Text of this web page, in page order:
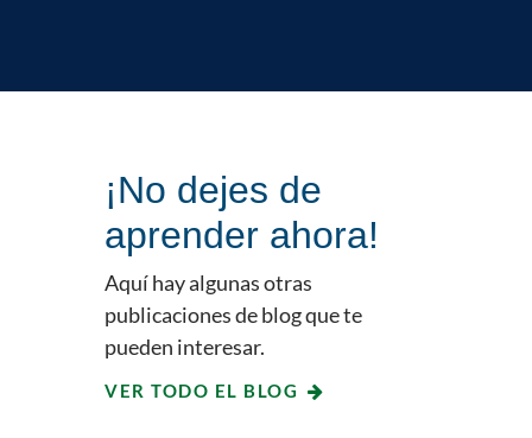
¡No dejes de
aprender ahora!
Aquí hay algunas otras
publicaciones de blog que te
pueden interesar.
VER TODO EL BLOG